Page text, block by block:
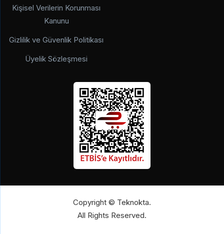
Kişisel Verilerin Korunması
Kanunu
Gizlilik ve Güvenlik Politikası
Üyelik Sözleşmesi
Copyright © Teknokta.
All Rights Reserved.